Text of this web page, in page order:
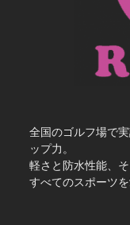
全国のゴルフ場で
ップ力。
軽さと防水性能、そ
すべてのスポーツ